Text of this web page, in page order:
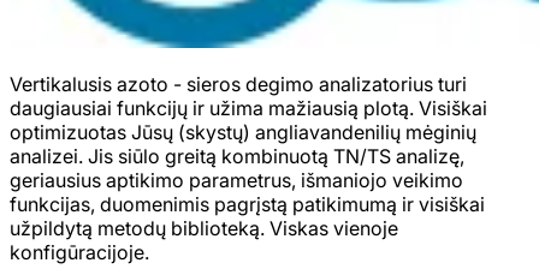
Vertikalusis azoto - sieros degimo analizatorius turi
daugiausiai funkcijų ir užima mažiausią plotą. Visiškai
optimizuotas Jūsų (skystų) angliavandenilių mėginių
analizei. Jis siūlo greitą kombinuotą TN/TS analizę,
geriausius aptikimo parametrus, išmaniojo veikimo
funkcijas, duomenimis pagrįstą patikimumą ir visiškai
užpildytą metodų biblioteką. Viskas vienoje
konfigūracijoje.